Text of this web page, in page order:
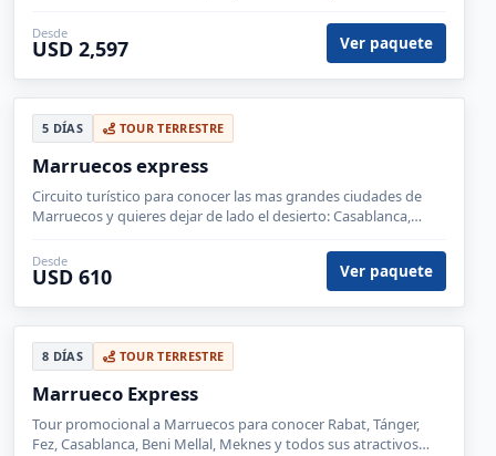
Desde
USD 2,597 Ver paquete
5 DÍAS TOUR TERRESTRE
Marruecos express
Circuito turístico para conocer las mas grandes ciudades de
Marruecos y quieres dejar de lado el desierto: Casablanca,
Desde
USD 610 Ver paquete
8 DÍAS TOUR TERRESTRE
Marrueco Express
Tour promocional a Marruecos para conocer Rabat, Tánger,
Fez, Casablanca, Beni Mellal, Meknes y todos sus atractivos